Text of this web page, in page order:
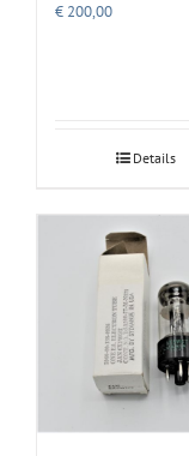
€ 200,00
Details